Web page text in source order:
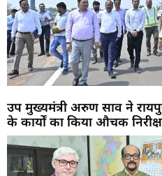
उप मुख्यमंत्री अरुण साव ने
के कार्यों का किया औचक